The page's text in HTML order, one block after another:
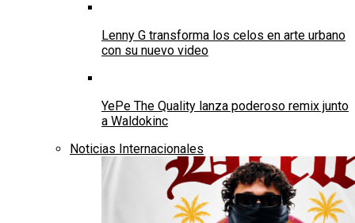
Lenny G transforma los celos en arte urbano
con su nuevo video
YePe The Quality lanza poderoso remix junto
a Waldokinc
Noticias Internacionales